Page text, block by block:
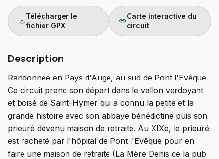
download
Télécharger le
fichier GPX
link
Carte interactive du
circuit
Description
Randonnée en Pays d'Auge, au sud de Pont l'Evêque.
Ce circuit prend son départ dans le vallon verdoyant
et boisé de Saint-Hymer qui a connu la petite et la
grande histoire avec son abbaye bénédictine puis son
prieuré devenu maison de retraite. Au XIXe, le prieuré
est racheté par l'hôpital de Pont l'Evêque pour en
faire une maison de retraite (La Mère Denis de la pub